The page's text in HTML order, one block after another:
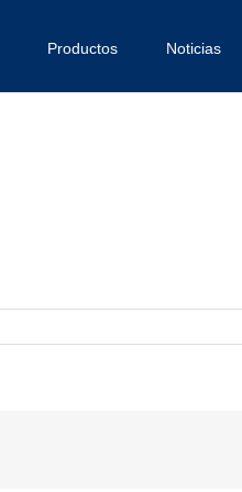
Productos Noticias